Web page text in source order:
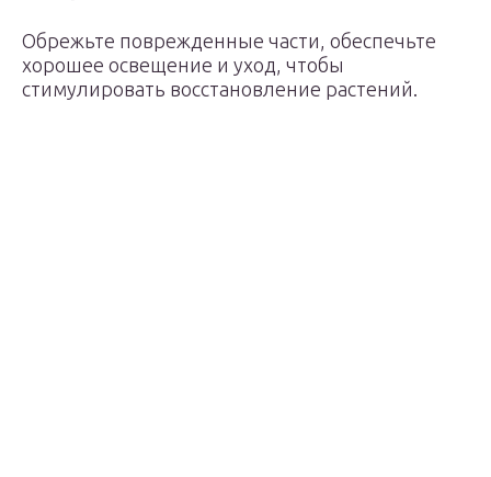
Обрежьте поврежденные части, обеспечьте
хорошее освещение и уход, чтобы
стимулировать восстановление растений.